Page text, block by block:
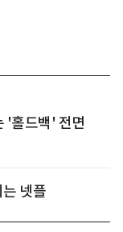
'홀드백' 전면
넷플